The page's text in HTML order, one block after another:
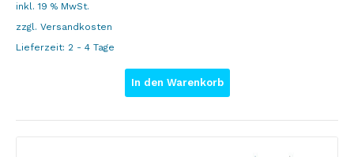
inkl. 19 % MwSt.
zzgl. Versandkosten
Lieferzeit: 2 - 4 Tage
In den Warenkorb